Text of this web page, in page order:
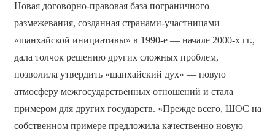
Новая договорно-правовая база пограничного
размежевания, созданная странами-участницами
«шанхайской инициативы» в 1990-е — начале 2000-х гг.,
дала толчок решению других сложных проблем,
позволила утвердить «шанхайский дух» — новую
атмосферу межгосударственных отношений и стала
примером для других государств. «Прежде всего, ШОС на
собственном примере предложила качественно новую